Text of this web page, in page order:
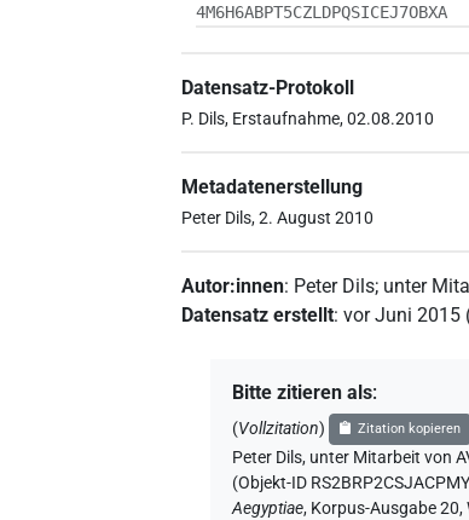
4M6H6ABPT5CZLDPQSICEJ7OBXA
Datensatz-Protokoll
P. Dils, Erstaufnahme, 02.08.2010
Metadatenerstellung
Peter Dils, 2. August 2010
Autor:innen: Peter Dils; unter
Datensatz erstellt:vor Juni 2015
Bitte zitieren als:
(Vollzitation) Zitation kopieren
Peter Dils, unter Mitarbeit von
(Objekt-ID
Aegyptiae, Korpus-Ausgabe 20,